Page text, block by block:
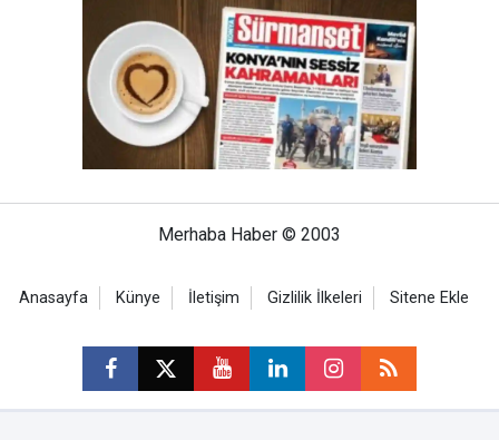
Merhaba Haber © 2003
Anasayfa Künye İletişim Gizlilik İlkeleri Sitene Ekle